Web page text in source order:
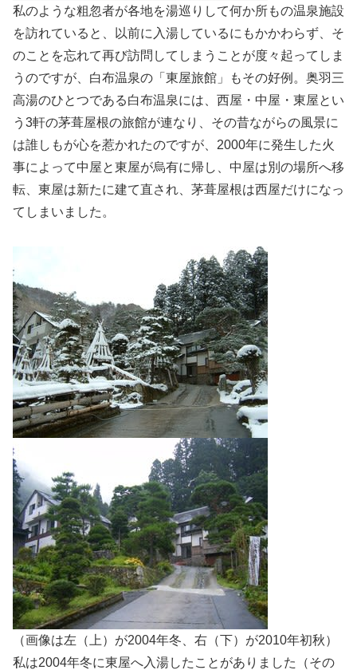
私のような粗忽者が各地を湯巡りして何か所もの温泉施設
を訪れていると、以前に入湯しているにもかかわらず、そ
のことを忘れて再び訪問してしまうことが度々起ってしま
うのですが、白布温泉の「東屋旅館」もその好例。奥羽三
高湯のひとつである白布温泉には、西屋・中屋・東屋とい
う3軒の茅葺屋根の旅館が連なり、その昔ながらの風景に
は誰しもが心を惹かれたのですが、2000年に発生した火
事によって中屋と東屋が烏有に帰し、中屋は別の場所へ移
転、東屋は新たに建て直され、茅葺屋根は西屋だけになっ
てしまいました。
（画像は左（上）が2004年冬、右（下）が2010年初秋）
私は2004年冬に東屋へ入湯したことがありました（その